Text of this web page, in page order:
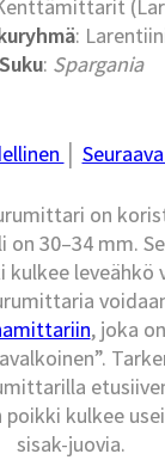
:
Suku: Spargania
on
on 30–34 mm.
kulkee leveähkö
, joka
poikki kulkee
sisak-juovia.